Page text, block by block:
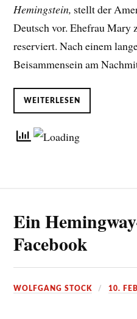
Hemingstein, stellt der
Deutsch vor. Ehefrau Mary
reserviert. Nach einem
Beisammensein am
WEITERLESEN
Ein
Facebook
WOLFGANG STOCK 10.